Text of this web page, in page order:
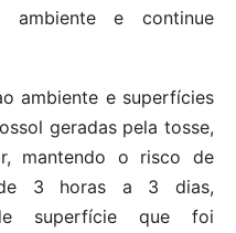
ambiente e continue
ambiente e superfícies
geradas pela tosse,
mantendo o risco de
de 3 horas a 3 dias,
superfície que foi